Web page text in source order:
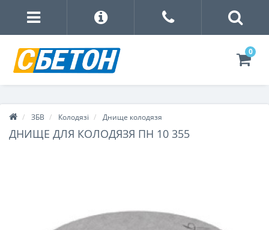
0
ЗБВ Колодязі Днище колодязя
ДНИЩЕ ДЛЯ КОЛОДЯЗЯ ПН 10 355